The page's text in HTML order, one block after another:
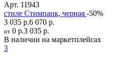
Арт. 11943
стиле Стимпанк, черная -50%
3 035 р.6 070 р.
от 0 р.3 035 р.
В наличии на маркетплейсах
3